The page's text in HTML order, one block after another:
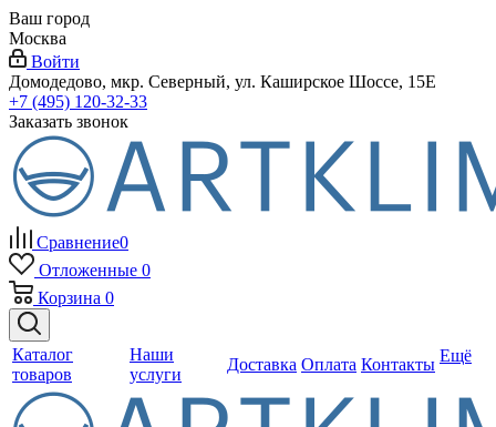
Ваш город
Москва
Войти
Домодедово, мкр. Северный, ул. Каширское Шоссе, 15Е
+7 (495) 120-32-33
Заказать звонок
Сравнение0
Отложенные 0
Корзина 0
Каталог
товаров
Наши
услуги
Доставка Оплата Контакты Ещё